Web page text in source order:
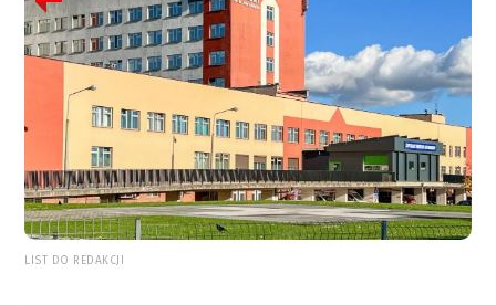
LIST DO REDAKCJI